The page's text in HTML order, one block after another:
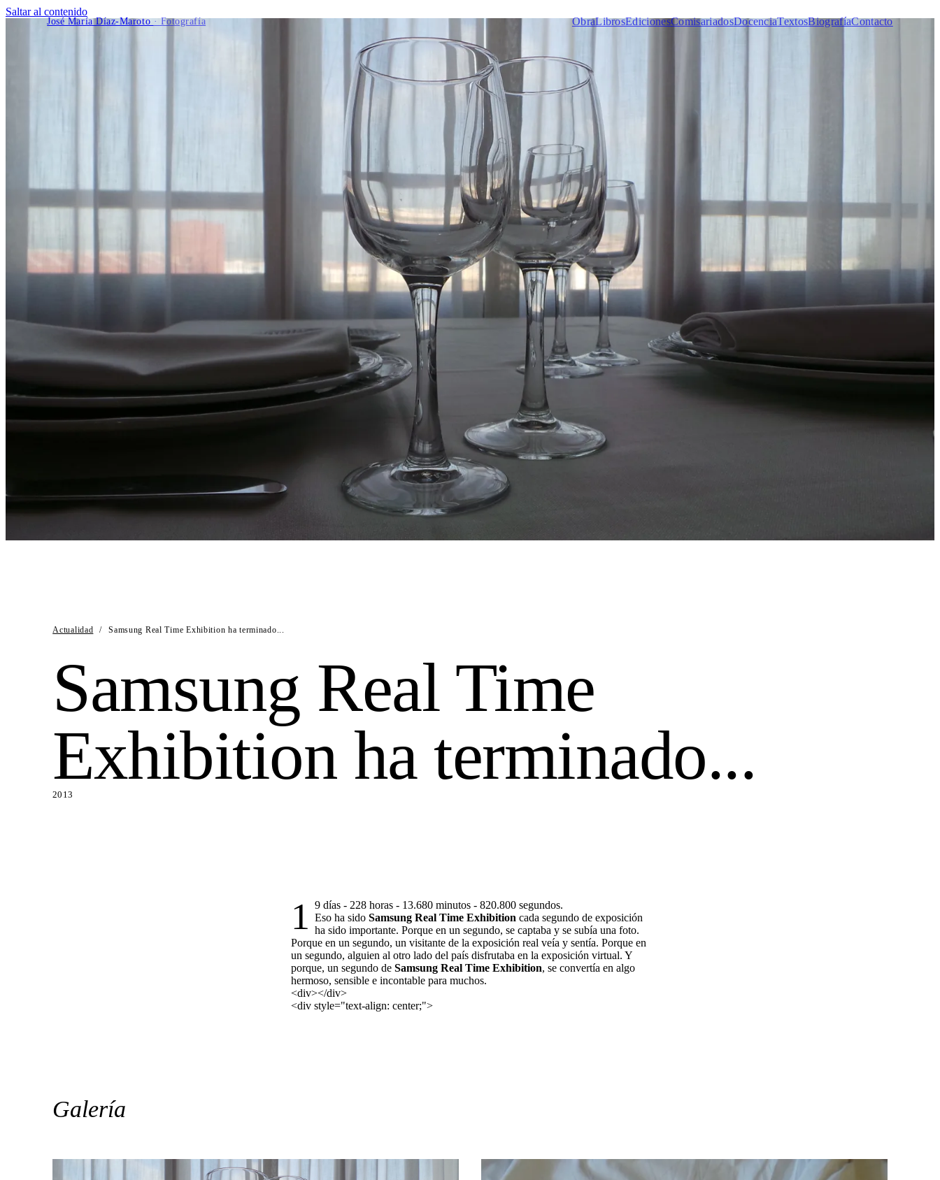
Saltar al contenido
José María Díaz-Maroto· Fotografía ObraLibrosEdicionesComisariadosDocenciaTextosBiografíaContacto
Actualidad / Samsung Real Time Exhibition ha terminado...
Samsung Real Time
Exhibition ha terminado...
2013
1 9 días - 228 horas - 13.680 minutos - 820.800 segundos.
Eso ha sido Samsung Real Time Exhibition cada segundo de exposición
ha sido importante. Porque en un segundo, se captaba y se subía una foto.
Porque en un segundo, un visitante de la exposición real veía y sentía. Porque en
un segundo, alguien al otro lado del país disfrutaba en la exposición virtual. Y
porque, un segundo de Samsung Real Time Exhibition, se convertía en algo
hermoso, sensible e incontable para muchos.
<div></div>
<div style="text-align: center;">
Galería